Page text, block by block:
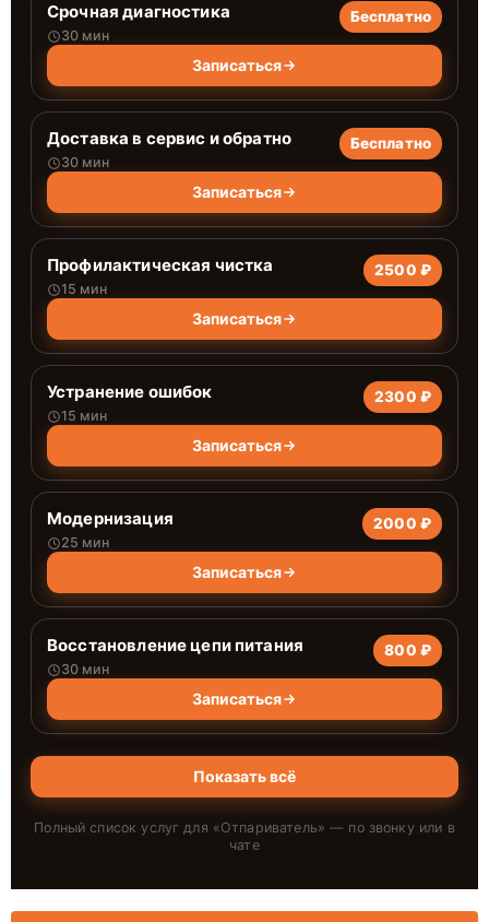
Срочная диагностика
30 мин
Бесплатно
Записаться
Доставка в сервис и обратно
30 мин
Бесплатно
Записаться
Профилактическая чистка
15 мин
2500 ₽
Записаться
Устранение ошибок
15 мин
2300 ₽
Записаться
Модернизация
25 мин
2000 ₽
Записаться
Восстановление цепи питания
30 мин
800 ₽
Записаться
Показать всё
Полный список услуг для «Отпариватель» — по звонку или в
чате